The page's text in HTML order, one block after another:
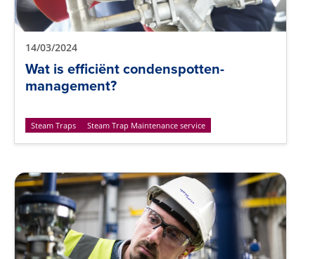
14/03/2024
Wat is efficiënt condenspotten-
management?
Steam Traps Steam Trap Maintenance service